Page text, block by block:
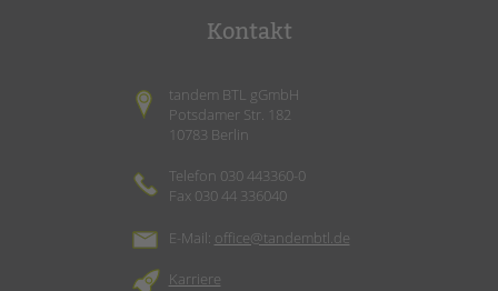
Kontakt
tandem BTL gGmbH
Potsdamer Str. 182
10783 Berlin
Telefon 030 443360-0
Fax 030 44 336040
E-Mail: office@tandembtl.de
Karriere